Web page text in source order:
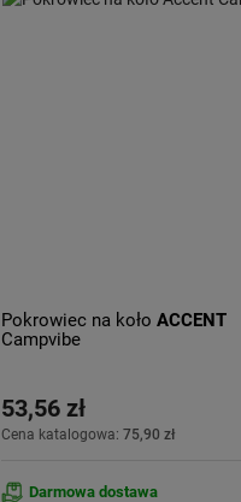
Pokrowiec na koło ACCENT
Campvibe
53,56 zł
Cena katalogowa: 75,90 zł
Darmowa dostawa